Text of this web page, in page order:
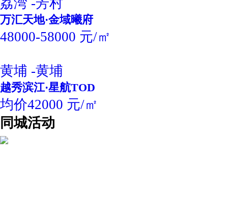
荔湾 -芳村
万汇天地·金域曦府
48000-58000 元/㎡
黄埔 -黄埔
越秀滨江·星航TOD
均价42000 元/㎡
同城活动